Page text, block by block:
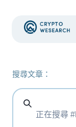
搜尋文章：